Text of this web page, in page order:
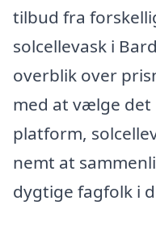
tilbud fra
solcellevask i
overblik over
med at vælge det
platform,
nemt at
dygtige fagfolk i